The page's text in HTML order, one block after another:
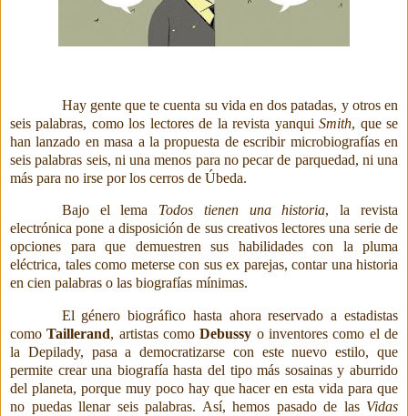
Hay gente que te cuenta su vida en dos patadas, y otros en
seis palabras, como los lectores de la revista yanquiSmith, que se
han lanzado en masa a la propuesta de escribir microbiografías en
seis palabras seis, ni una menos para no pecar de parquedad, ni una
más para no irse por los cerros de Úbeda.
Bajo el lema Todos tienen una historia, la revista
electrónica pone a disposición de sus creativos lectores una serie de
opciones para que demuestren sus habilidades con la pluma
eléctrica, tales como meterse con sus ex parejas, contar una historia
en cien palabras o las biografías mínimas.
El género biográfico hasta ahora reservado a estadistas
comoTaillerand, artistas comoDebussy o inventores como el de
la Depilady, pasa a democratizarse con este nuevo estilo, que
permite crear una biografía hasta del tipo más sosainas y aburrido
del planeta, porque muy poco hay que hacer en esta vida para que
no puedas llenar seis palabras. Así, hemos pasado de las Vidas